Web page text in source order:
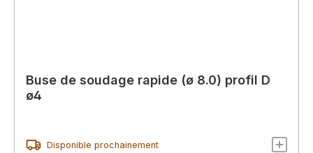
Buse de soudage rapide (ø 8.0) profil D
ø4
Disponible prochainement